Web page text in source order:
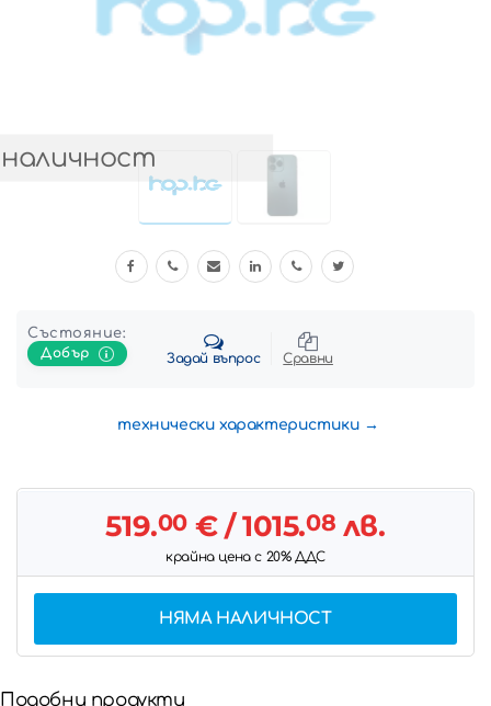
Състояние:
Добър
Задай въпрос Сравни
технически характеристики
519.00€/ 1015.08 лв.
крайна цена с 20% ДДС
НЯМА НАЛИЧНОСТ
Подобни продукти